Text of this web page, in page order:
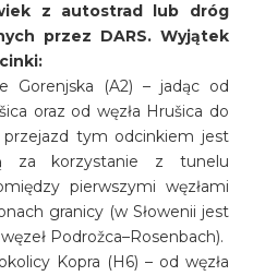
z autostrad lub dróg
przez DARS. Wyjątek
Gorenjska (A2) – jadąc od
oraz od węzła Hrušica do
przejazd tym odcinkiem jest
za korzystanie z tunelu
pierwszymi węzłami
granicy (w Słowenii jest
Podrožca–Rosenbach).
Kopra (H6) – od węzła